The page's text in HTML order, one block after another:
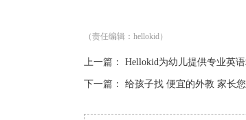
（责任编辑：hellokid）
上一篇： Hellokid为幼儿提供专业英语
下一篇： 给孩子找 便宜的外教 家长